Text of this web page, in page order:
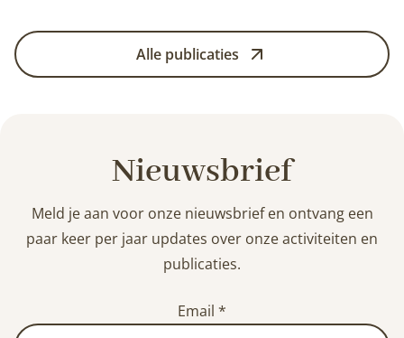
Alle publicaties
Nieuwsbrief
Meld je aan voor onze nieuwsbrief en ontvang een
paar keer per jaar updates over onze activiteiten en
publicaties.
Email *